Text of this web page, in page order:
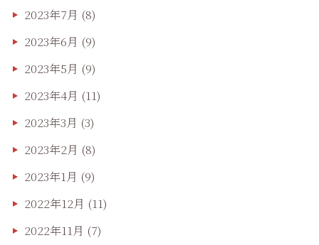
2023年7月 (8)
2023年6月 (9)
2023年5月 (9)
2023年4月 (11)
2023年3月 (3)
2023年2月 (8)
2023年1月 (9)
2022年12月 (11)
2022年11月 (7)